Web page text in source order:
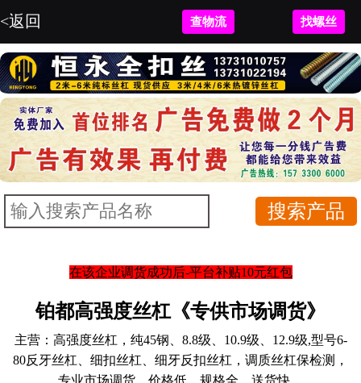
<返回 查物流 找螺丝
在该企业调货成功后-平台补贴10元红包
铂都高强度丝杠《专供市场调货》
主营： 高强度丝杠，纯45钢、8.8级、10.9级、12.9级,型号6-
80反牙丝杠、细扣丝杠、细牙反扣丝杠，调质丝杠保检测，